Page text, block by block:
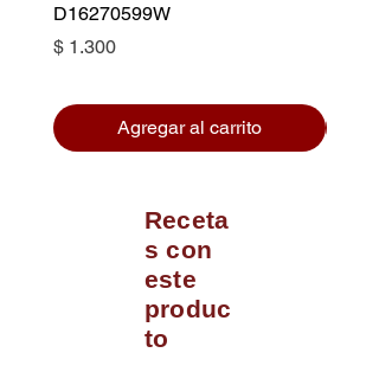
D16270599W
Precio
$ 1.300
Agregar al carrito
Receta
s con
este
produc
to